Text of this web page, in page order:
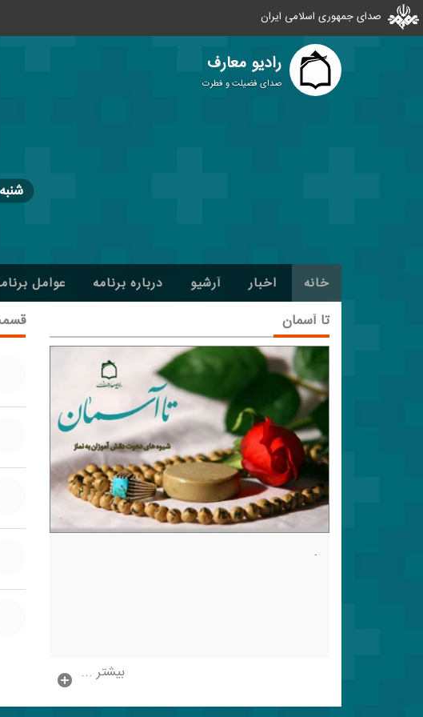
صدای جمهوری اسلامی ایران
رادیو معارف
صدای فضیلت و فطرت
شنبه
خانه اخبار آرشیو درباره برنامه عوامل
تا آسمان
.
بیشتر ...